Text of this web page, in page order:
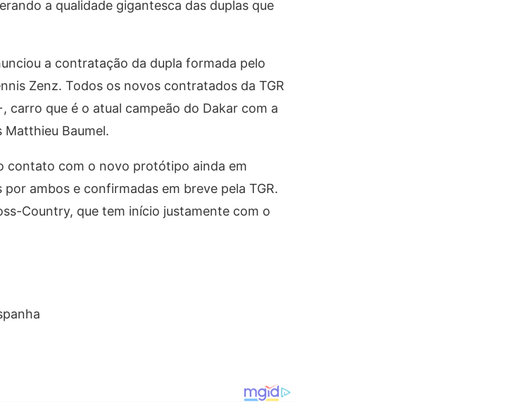
a qualidade gigantesca das duplas que
a contratação da dupla formada pelo
Zenz. Todos os novos contratados da TGR
carro que é o atual campeão do Dakar com a
Baumel.
contato com o novo protótipo ainda em
ambos e confirmadas em breve pela TGR.
Country, que tem início justamente com o